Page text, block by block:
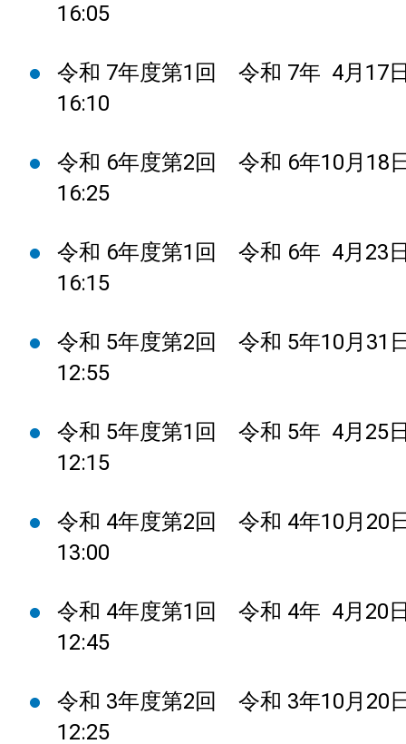
16:05
令和 7年度第1回 令和 7年 4月17
16:10
令和 6年度第2回 令和 6年10月18
16:25
令和 6年度第1回 令和 6年 4月23
16:15
令和 5年度第2回 令和 5年10月31
12:55
令和 5年度第1回 令和 5年 4月25
12:15
令和 4年度第2回 令和 4年10月20
13:00
令和 4年度第1回 令和 4年 4月20
12:45
令和 3年度第2回 令和 3年10月20
12:25